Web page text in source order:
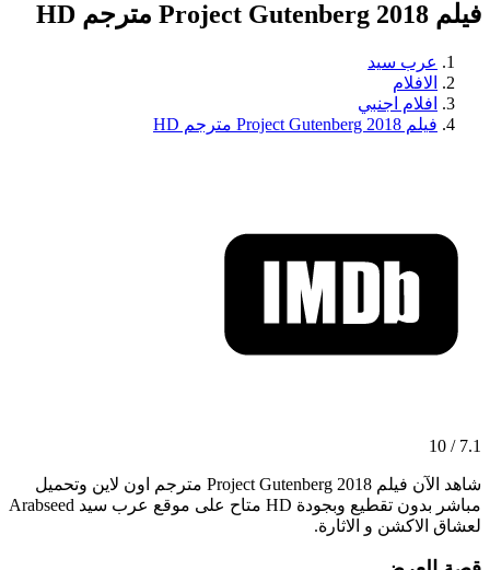
فيلم Project Gutenberg 2018 مترجم HD
عرب سيد
الافلام
افلام اجنبي
فيلم Project Gutenberg 2018 مترجم HD
7.1 / 10
شاهد الآن فيلم Project Gutenberg 2018 مترجم اون لاين وتحميل
مباشر بدون تقطيع وبجودة HD متاح على موقع عرب سيد Arabseed
لعشاق الاكشن و الاثارة.